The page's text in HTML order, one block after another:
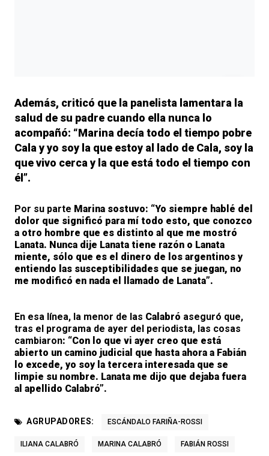
Además, criticó que la panelista lamentara la
salud de su padre cuando ella nunca lo
acompañó: “Marina decía todo el tiempo pobre
Cala y yo soy la que estoy al lado de Cala, soy la
que vivo cerca y la que está todo el tiempo con
él”.
Por su parte Marina sostuvo: “Yo siempre hablé del
dolor que significó para mí todo esto, que conozco
a otro hombre que es distinto al que me mostró
Lanata. Nunca dije Lanata tiene razón o Lanata
miente, sólo que es el dinero de los argentinos y
entiendo las susceptibilidades que se juegan, no
me modificó en nada el llamado de Lanata”.
En esa línea, la menor de las Calabró aseguró que,
tras el programa de ayer del periodista, las cosas
cambiaron: “Con lo que vi ayer creo que está
abierto un camino judicial que hasta ahora a Fabián
lo excede, yo soy la tercera interesada que se
limpie su nombre. Lanata me dijo que dejaba fuera
al apellido Calabró”.
AGRUPADORES: ESCÁNDALO FARIÑA-ROSSI
ILIANA CALABRÓ MARINA CALABRÓ FABIÁN ROSSI